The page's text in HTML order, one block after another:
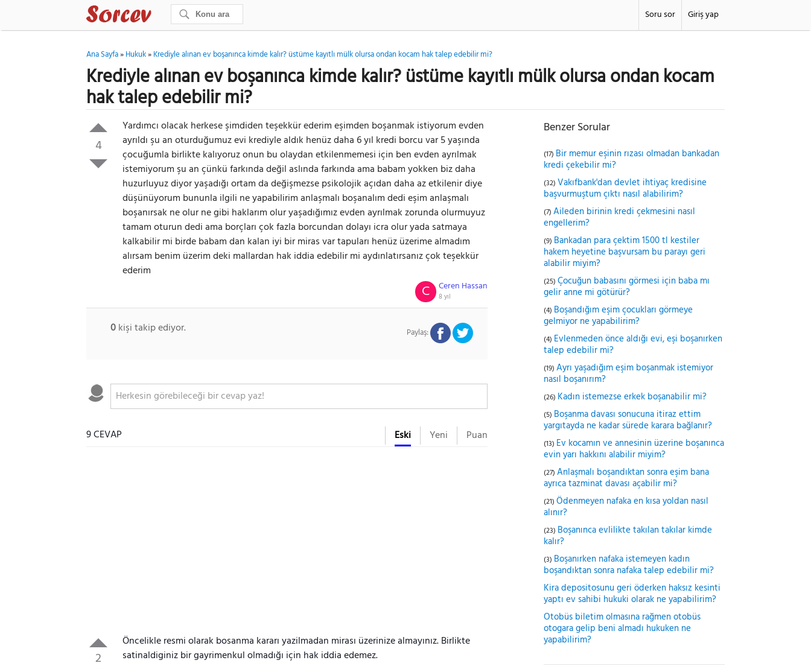
Giriş yap
Soru sor
Ana Sayfa»Hukuk»Krediyle alınan ev boşanınca kimde kalır? üstüme kayıtlı mülk olursa ondan kocam hak talep edebilir mi?
Krediyle alınan ev boşanınca kimde kalır? üstüme kayıtlı mülk olursa ondan kocam
hak talep edebilir mi?
4
Yardımcı olacak herkese şimdiden teşekkür ederim eşimden boşanmak istiyorum evden
ayrıldı şu an oturduğumuz evi krediyle aldık henüz daha 6 yıl kredi borcu var 5 yaşında
çocuğumla birlikte kalıyoruz onun bu olaydan etkilenmemesi için ben evden ayrılmak
istemiyorum şu an çünkü farkında değil aslında farkında ama babam yokken biz daha
huzurluyuz diyor yaşadığı ortam da değişmezse psikolojik açıdan daha az etkilenir diye
düşünüyorum bununla ilgili ne yapabilirim anlaşmalı boşanalım dedi eşim anlaşmalı
boşanırsak ne olur ne gibi haklarım olur yaşadığımız evden ayrılmak zorunda olurmuyuz
tamam oturun dedi ama borçları çok fazla borcundan dolayı icra olur yada satmaya
kalkabilir mi birde babam dan kalan iyi bir miras var tapuları henüz üzerime almadım
alırsam benim üzerim deki mallardan hak iddia edebilir mi aydınlatırsanız çok teşekkür
ederim
Ceren Hassan
8 yıl
C
0kişi takip ediyor. Paylaş:
9 CEVAP Eski Yeni Puan
2
Öncelikle resmi olarak bosanma kararı yazilmadan mirası üzerinize almayınız. Birlikte
satinaldiginiz bir gayrimenkul olmadığı için hak iddia edemez.
Benzer Sorular
(17) Bir memur eşinin rızası olmadan bankadan
kredi çekebilir mi?
(32) Vakıfbank'dan devlet ihtiyaç kredisine
başvurmuştum çıktı nasıl alabilirim?
(7) Aileden birinin kredi çekmesini nasıl
engellerim?
(9) Bankadan para çektim 1500 tl kestiler
hakem heyetine başvursam bu parayı geri
alabilir miyim?
(25) Çocuğun babasını görmesi için baba mı
gelir anne mi götürür?
(4) Boşandığım eşim çocukları görmeye
gelmiyor ne yapabilirim?
(4) Evlenmeden önce aldığı evi, eşi boşanırken
talep edebilir mi?
(19) Ayrı yaşadığım eşim boşanmak istemiyor
nasıl boşanırım?
(26) Kadın istemezse erkek boşanabilir mi?
(5) Boşanma davası sonucuna itiraz ettim
yargıtayda ne kadar sürede karara bağlanır?
(13) Ev kocamın ve annesinin üzerine boşanınca
evin yarı hakkını alabilir miyim?
(27) Anlaşmalı boşandıktan sonra eşim bana
ayrıca tazminat davası açabilir mi?
(21) Ödenmeyen nafaka en kısa yoldan nasıl
alınır?
(23) Boşanınca evlilikte takılan takılar kimde
kalır?
(3) Boşanırken nafaka istemeyen kadın
boşandıktan sonra nafaka talep edebilir mi?
Kira depositosunu geri öderken haksız kesinti
yaptı ev sahibi hukuki olarak ne yapabilirim?
Otobüs biletim olmasına rağmen otobüs
otogara gelip beni almadı hukuken ne
yapabilirim?